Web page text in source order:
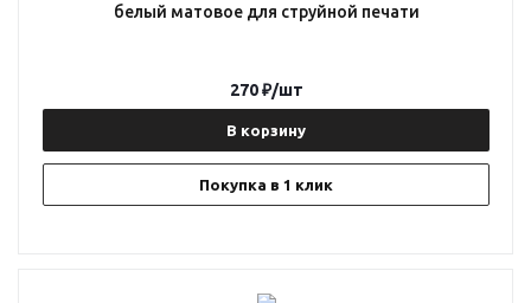
белый матовое для струйной печати
В корзину
Покупка в 1 клик
270₽/шт